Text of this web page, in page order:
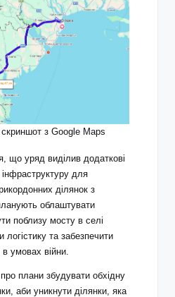
з Google Maps
що уряд виділив додаткові
для
ділянок з
облаштувати
поблизу мосту в селі
та забезпечити
умовах війни.
плани збудувати обхідну
аби уникнути ділянки, яка